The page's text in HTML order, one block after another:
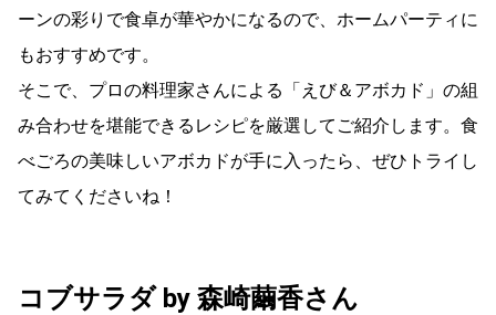
ーンの彩りで食卓が華やかになるので、ホームパーティに
もおすすめです。
そこで、プロの料理家さんによる「えび＆アボカド」の組
み合わせを堪能できるレシピを厳選してご紹介します。食
べごろの美味しいアボカドが手に入ったら、ぜひトライし
てみてくださいね！
コブサラダ by 森崎繭香さん